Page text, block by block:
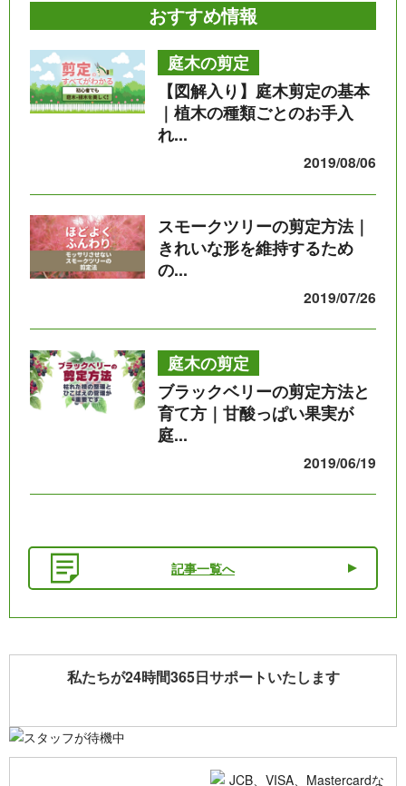
おすすめ情報
庭木の剪定
【図解入り】庭木剪定の基本
｜植木の種類ごとのお手入
れ...
2019/08/06
スモークツリーの剪定方法｜
きれいな形を維持するため
の...
2019/07/26
庭木の剪定
ブラックベリーの剪定方法と
育て方｜甘酸っぱい果実が
庭...
2019/06/19
記事一覧へ
私たちが24時間365日サポートいたします